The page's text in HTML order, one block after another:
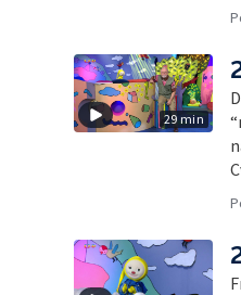
29 min